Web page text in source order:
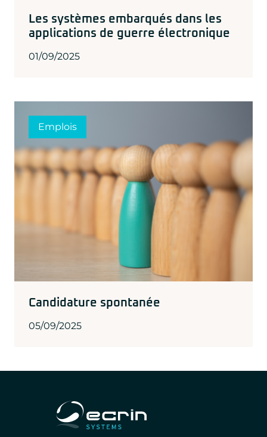
Les systèmes embarqués dans les
applications de guerre électronique
01/09/2025
Emplois
Candidature spontanée
05/09/2025